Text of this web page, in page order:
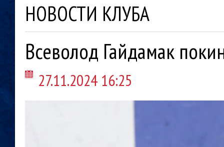
НОВОСТИ КЛУБА
Всеволод Гайдамак
27.11.2024 16:25